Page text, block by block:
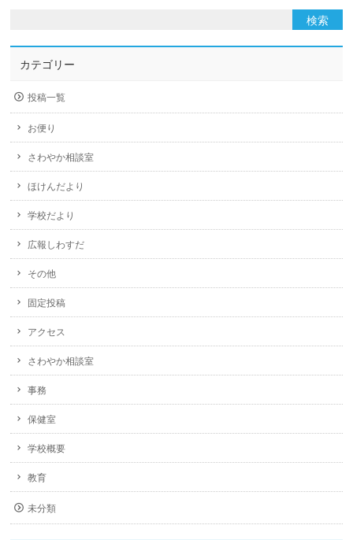
カテゴリー
投稿一覧
お便り
さわやか相談室
ほけんだより
学校だより
広報しわすだ
その他
固定投稿
アクセス
さわやか相談室
事務
保健室
学校概要
教育
未分類